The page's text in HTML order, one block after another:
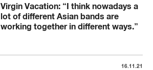
Virgin Vacation: “I think nowadays a
lot of different Asian bands are
working together in different ways.”
16.11.21